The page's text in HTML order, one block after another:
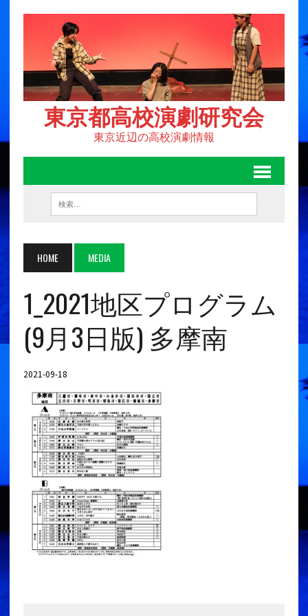
東京都高校演劇研究会
東京近辺の高校演劇情報
HOME MEDIA
1_2021地区プログラム
(9月3日版) 多摩南
2021-09-18